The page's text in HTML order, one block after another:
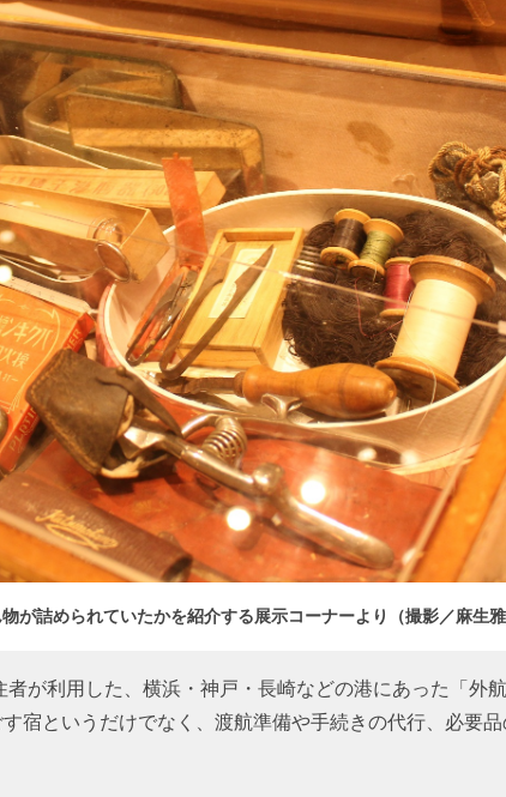
が詰められていたかを紹介する展示コーナーより（撮影／麻生雅
が利用した、横浜・神戸・長崎などの港にあった「外航
宿というだけでなく、渡航準備や手続きの代行、必要